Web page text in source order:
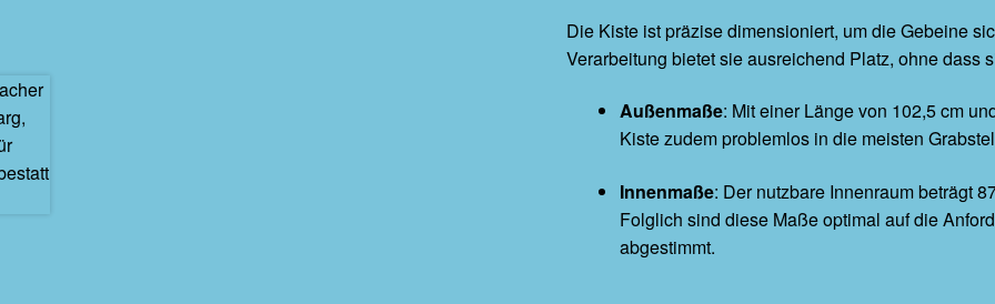
Die Kiste ist präzise dimensioniert, um die Gebeine
Verarbeitung bietet sie ausreichend Platz, ohne dass
Außenmaße: Mit einer Länge von 102,5 cm
Kiste zudem problemlos in die meisten
Innenmaße: Der nutzbare Innenraum beträgt
Folglich sind diese Maße optimal auf die
abgestimmt.